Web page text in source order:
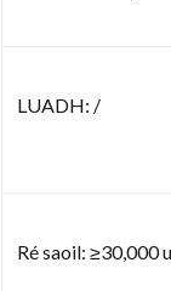
LUADH: /
Ré saoil: ≥30,000